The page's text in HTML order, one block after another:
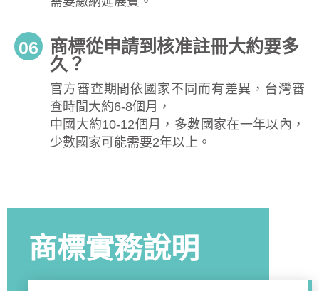
06
商標從申請到核准註冊大約要多
久？
官方審查期間依國家不同而有差異，台灣審
查時間大約6-8個月，
中國大約10-12個月，多數國家在一年以內，
少數國家可能需要2年以上。
商標實務說明